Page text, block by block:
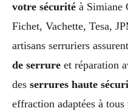
votre sécurité à Simiane
Fichet, Vachette, Tesa,
artisans serruriers assurent
de serrure et réparation
des serrures haute
effraction adaptées à